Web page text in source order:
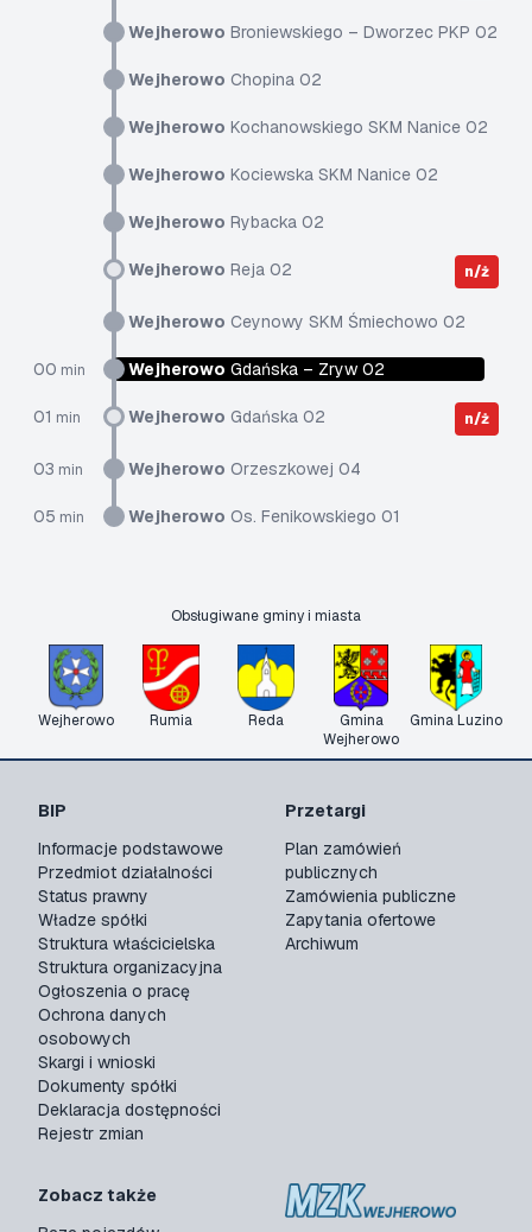
Wejherowo Broniewskiego – Dworzec PKP 02
Wejherowo Chopina 02
Wejherowo Kochanowskiego SKM Nanice 02
Wejherowo Kociewska SKM Nanice 02
Wejherowo Rybacka 02
Wejherowo Reja 02 n/ż
Wejherowo Ceynowy SKM Śmiechowo 02
00 min Wejherowo Gdańska – Zryw 02
01 min Wejherowo Gdańska 02 n/ż
03 min Wejherowo Orzeszkowej 04
05 min Wejherowo Os. Fenikowskiego 01
Obsługiwane gminy i miasta
Wejherowo Rumia Reda
Gmina
Wejherowo
Gmina Luzino
BIP
Informacje podstawowe
Przedmiot działalności
Status prawny
Władze spółki
Struktura właścicielska
Struktura organizacyjna
Ogłoszenia o pracę
Ochrona danych
osobowych
Skargi i wnioski
Dokumenty spółki
Deklaracja dostępności
Rejestr zmian
Przetargi
Plan zamówień
publicznych
Zamówienia publiczne
Zapytania ofertowe
Archiwum
Zobacz także